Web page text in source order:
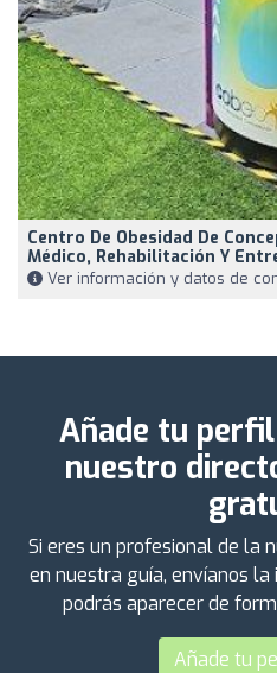
Centro De Obesidad De
Médico, Rehabilitación Y
Ver información y datos de
Añade tu
nuestro
Si eres un profesional de la
en nuestra guía, envíanos
podrás aparecer de
Añade tu